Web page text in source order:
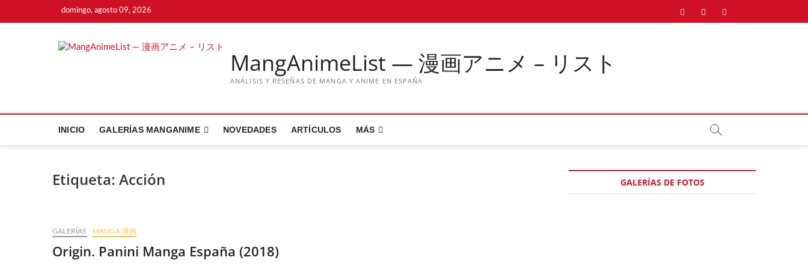
domingo, agosto 09, 2026 TwitterInstagramFacebook
MangAnimeList — 漫画アニメ – リスト
ANÁLISIS Y RESEÑAS DE MANGA Y ANIME EN ESPAÑA
INICIO GALERÍAS MANGANIME NOVEDADES ARTÍCULOS MÁS
Etiqueta: Acción
GALERÍAS MANGA 漫画
Origin. Panini Manga España (2018)
GALERÍAS DE FOTOS